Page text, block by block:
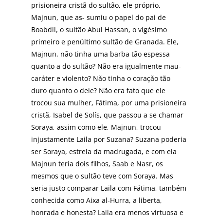
prisioneira cristã do sultão, ele próprio,
Majnun, que as- sumiu o papel do pai de
Boabdil, o sultão Abul Hassan, o vigésimo
primeiro e penúltimo sultão de Granada. Ele,
Majnun, não tinha uma barba tão espessa
quanto a do sultão? Não era igualmente mau-
caráter e violento? Não tinha o coração tão
duro quanto o dele? Não era fato que ele
trocou sua mulher, Fátima, por uma prisioneira
cristã, Isabel de Solís, que passou a se chamar
Soraya, assim como ele, Majnun, trocou
injustamente Laila por Suzana? Suzana poderia
ser Soraya, estrela da madrugada, e com ela
Majnun teria dois filhos, Saab e Nasr, os
mesmos que o sultão teve com Soraya. Mas
seria justo comparar Laila com Fátima, também
conhecida como Aixa al-Hurra, a liberta,
honrada e honesta? Laila era menos virtuosa e